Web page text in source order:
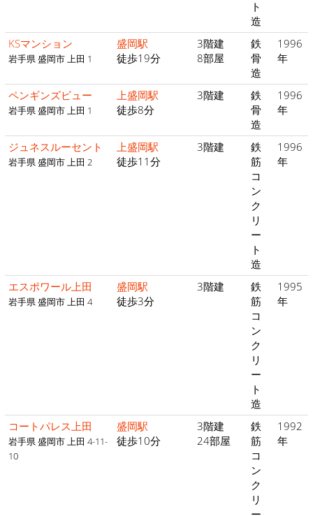
ト
造
KSマンション
岩手県 盛岡市 上田 1
盛岡駅
徒歩19分
3階建
8部屋
鉄
骨
造
1996
年
ペンギンズビュー
岩手県 盛岡市 上田 1
上盛岡駅
徒歩8分
3階建
鉄
骨
造
1996
年
ジュネスルーセント
岩手県 盛岡市 上田 2
上盛岡駅
徒歩11分
3階建
鉄
筋
コ
ン
ク
リ
ー
ト
造
1996
年
エスポワール上田
岩手県 盛岡市 上田 4
盛岡駅
徒歩3分
3階建
鉄
筋
コ
ン
ク
リ
ー
ト
造
1995
年
コートパレス上田
岩手県 盛岡市 上田 4-11-
10
盛岡駅
徒歩10分
3階建
24部屋
鉄
筋
コ
ン
ク
リ
1992
年